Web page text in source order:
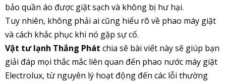
bảo quần áo được giặt sạch và không bị hư hại.
Tuy nhiên, không phải ai cũng hiểu rõ về phao máy giặt
và cách khắc phục khi nó gặp sự cố.
Vật tư lạnh Thắng Phát chia sẽ bài viết này sẽ giúp bạn
giải đáp mọi thắc mắc liên quan đến phao nước máy giặt
Electrolux, từ nguyên lý hoạt động đến các lỗi thường